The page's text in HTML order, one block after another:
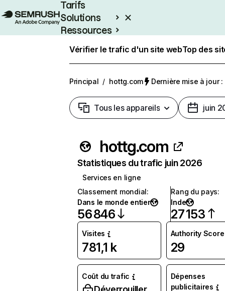
Tarifs
Solutions
Ressources
Vérifier le trafic d'un site webTop des
Principal / hottg.com Dernière mise à jour
Tous les appareils juin
hottg.com
Statistiques du trafic juin 2026
Services en ligne
Classement mondial:
Dans le monde entier
56 846
Rang du pays:
Inde
27 153
Visites
781,1 k
Authority Score
29
Coût du trafic
Dépenses
publicitaires